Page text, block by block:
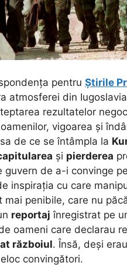
pentru Știrile
atmosferei din
rezultatelor
vigoarea și
de ce se întâmpla la
și pierderea
guvern de a-i convinge
inspirația cu care
penibile, care nu
reportaj înregistrat pe
oameni care declarau
războiul. Însă, deși
convingători.